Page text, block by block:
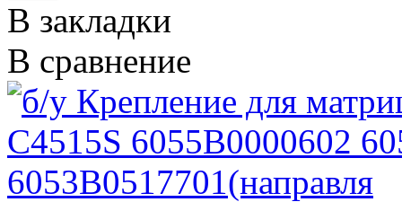
В закладки
В сравнение